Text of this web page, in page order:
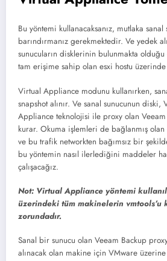
Bu yöntemi kullanacaksanız, mutlaka
barındırmanız gerekmektedir. Ve yedek
sunucuların disklerinin bulunmakta
tam erişime sahip olan esxi hostu üzerinde
Virtual Appliance modunu kullanırken,
snapshot alınır. Ve sanal sunucunun diski,
Appliance teknolojisi ile proxy olan
kurar. Okuma işlemleri de bağlanmış
ve bu trafik networkten bağımsız bir
bu yöntemin nasıl ilerlediğini maddeler
çalışacağız.
Not: Virtual Appliance yöntemi
üzerindeki tüm makinelerin vmtools’u
zorundadır.
Sanal bir sunucu olan Veeam Backup
alınacak olan makine için VMware